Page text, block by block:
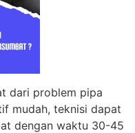
dari problem pipa
mudah, teknisi dapat
dengan waktu 30-45